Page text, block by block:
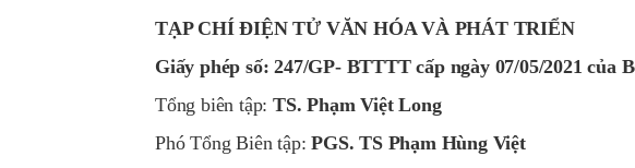
TẠP CHÍ ĐIỆN TỬ VĂN HÓA VÀ PHÁT TRIỂN
Giấy phép số: 247/GP- BTTTT cấp ngày 07/05/2021 của
Tổng biên tập: TS. Phạm Việt Long
Phó Tổng Biên tập: PGS. TS Phạm Hùng Việt